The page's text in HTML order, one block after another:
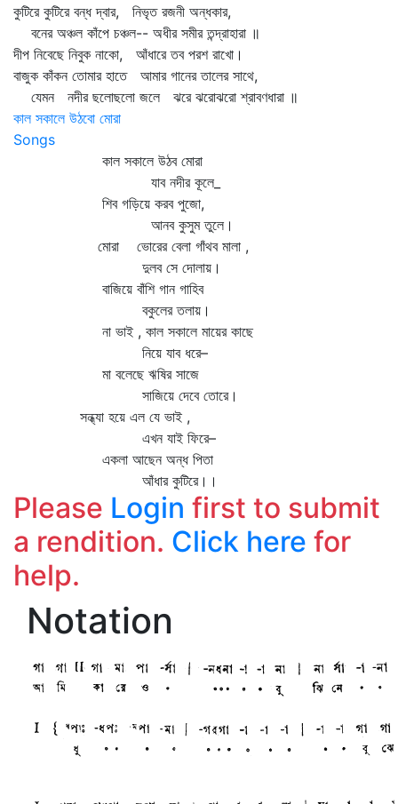
কুটিরে কুটিরে বন্ধ দ্বার, নিভৃত রজনী অন্ধকার,
বনের অঞ্চল কাঁপে চঞ্চল-- অধীর সমীর তন্দ্রাহারা ॥
দীপ নিবেছে নিবুক নাকো, আঁধারে তব পরশ রাখো।
বাজুক কাঁকন তোমার হাতে আমার গানের তালের সাথে,
যেমন নদীর ছলোছলো জলে ঝরে ঝরোঝরো শ্রাবণধারা ॥
কাল সকালে উঠবো মোরা
Songs
কাল সকালে উঠব মোরা
যাব নদীর কূলে_
শিব গড়িয়ে করব পুজো,
আনব কুসুম তুলে।
মোরা ভোরের বেলা গাঁথব মালা ,
দুলব সে দোলায়।
বাজিয়ে বাঁশি গান গাহিব
বকুলের তলায়।
না ভাই , কাল সকালে মায়ের কাছে
নিয়ে যাব ধরে–
মা বলেছে ঋষির সাজে
সাজিয়ে দেবে তোরে।
সন্ধ্যা হয়ে এল যে ভাই ,
এখন যাই ফিরে–
একলা আছেন অন্ধ পিতা
আঁধার কুটিরে।।
Please Login first to submit
a rendition. Click here for
help.
Notation